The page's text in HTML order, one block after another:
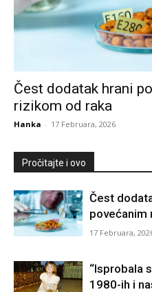
Čest dodatak hrani
rizikom od raka
Hanka - 17 Februara, 2026
Pročitajte i ovo
Čest
povećanim
17 Februara,
“Isprobala
1980-ih i